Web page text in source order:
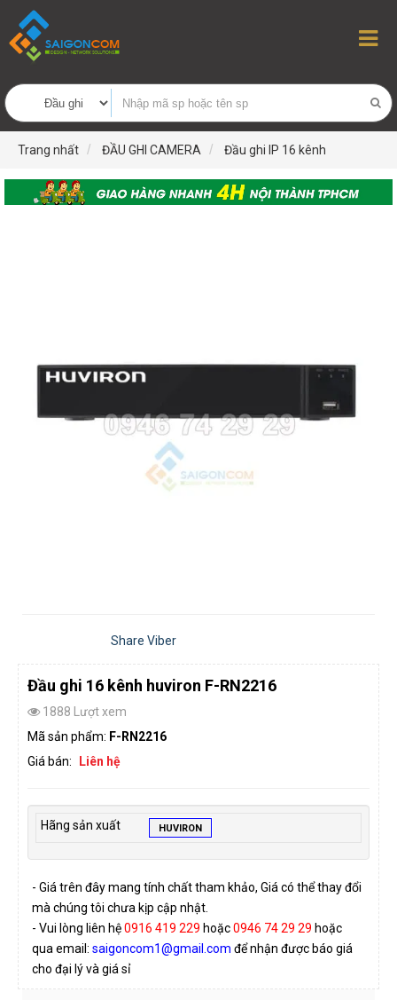
Trang nhất ĐẦU GHI CAMERA Đầu ghi IP 16 kênh
Share Viber
Đầu ghi 16 kênh huviron F-RN2216
1888 Lượt xem
Mã sản phẩm: F-RN2216
Giá bán:
Liên hệ
Hãng sản xuất HUVIRON
- Giá trên đây mang tính chất tham khảo, Giá có thể thay đổi
mà chúng tôi chưa kịp cập nhật.
- Vui lòng liên hệ0916 419 229 hoặc0946 74 29 29 hoặc
qua email: saigoncom1@gmail.com để nhận được báo giá
cho đại lý và giá sỉ